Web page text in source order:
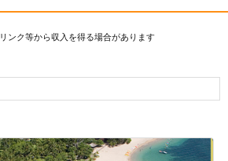
ンク等から収入を得る場合があります